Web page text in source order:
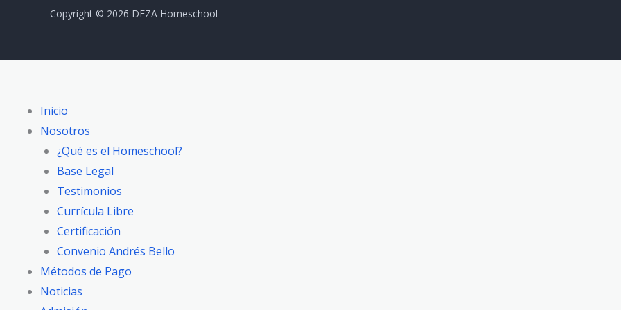
Copyright © 2026 DEZA Homeschool
Inicio
Nosotros
¿Qué es el Homeschool?
Base Legal
Testimonios
Currícula Libre
Certificación
Convenio Andrés Bello
Métodos de Pago
Noticias